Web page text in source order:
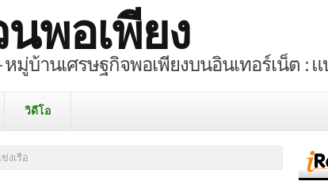
พอเพียง
มู่บ้านเศรษฐกิจพอเพียงบนอินเทอร์เน็ต :
วิดีโอ
งเรือ